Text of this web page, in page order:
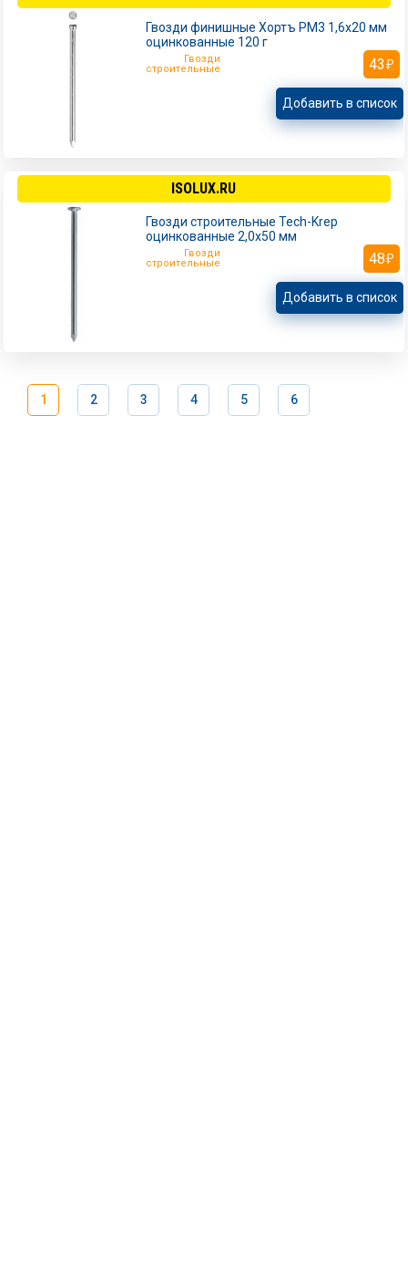
Гвозди финишные Хортъ РМ3 1,6х20 мм
оцинкованные 120 г
Гвозди
строительные
43
Добавить в список
ISOLUX.RU
Гвозди строительные Tech-Krep
оцинкованные 2,0х50 мм
Гвозди
строительные
48
Добавить в список
1 2 3 4 5 6